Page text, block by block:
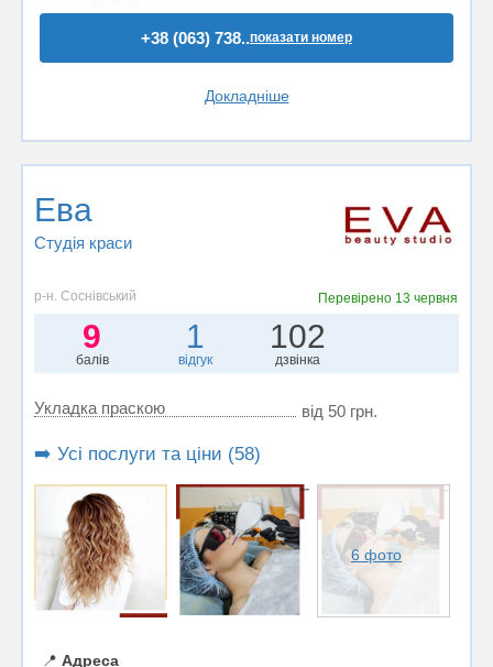
+38 (063) 738..показати номер
Докладніше
Ева
Студія краси
р-н. Соснівський Перевірено 13 червня
9
балів
1
відгук
102
дзвінка
Укладка праскою від 50 грн.
➡️ Усі послуги та ціни (58)
6 фото
📍 Адреса